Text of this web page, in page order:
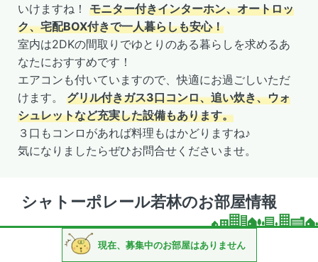
いけますね！ モニター付きインターホン、オートロッ
ク、宅配BOX付きで一人暮らしも安心！
室内は2DKの間取りでゆとりのある暮らしを求めるあ
なたにおすすめです！
エアコンも付いていますので、快適にお過ごしいただ
けます。 グリル付きガス3口コンロ、追い炊き、ウォ
シュレットなど充実した設備もあります。
３口もコンロがあれば料理もはかどりますね♪
気になりましたらぜひお問合せくださいませ。
シャトーポレール若林のお部屋情報
現在、募集中のお部屋はありません